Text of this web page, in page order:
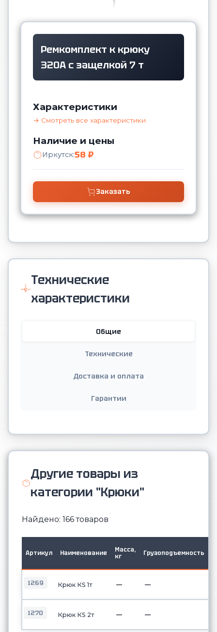
Ремкомплект к крюку
320А с защелкой 7 т
Характеристики
→ Смотреть все характеристики
Наличие и цены
Иркутск:58 ₽
Заказать
Технические
характеристики
Общие
Технические
Доставка и оплата
Гарантии
Другие товары из
категории "Крюки"
Найдено: 166 товаров
Артикул Наименование
Масса,
кг
Грузоподъемность
1269 Крюк КS 1т — —
1270 Крюк КS 2т — —